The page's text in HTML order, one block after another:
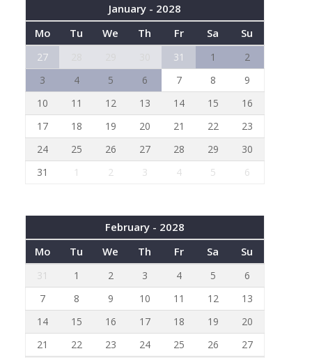
January - 2028
Mo
Tu We Th Fr Sa Su
27 31 1
2
3
4 5 6 7 8
9
10
11 12 13 14 15
16
17
18 19 20 21 22
23
24
25 26 27 28 29
30
31
1 2 3 4 5 6
February - 2028
Mo
Tu We Th Fr Sa Su
31 1 2 3 4 5
6
7
8 9 10 11 12
13
14
15 16 17 18 19
20
21
22 23 24 25 26 27